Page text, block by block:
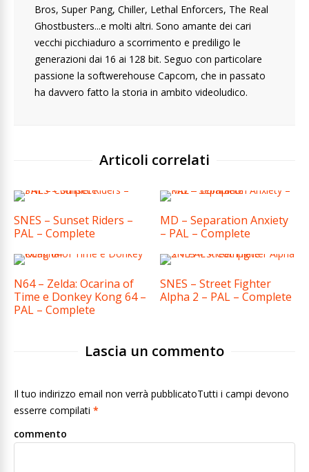
Bros, Super Pang, Chiller, Lethal Enforcers, The Real
Ghostbusters...e molti altri. Sono amante dei cari
vecchi picchiaduro a scorrimento e prediligo le
generazioni dai 16 ai 128 bit. Seguo con particolare
passione la softwerehouse Capcom, che in passato
ha davvero fatto la storia in ambito videoludico.
Articoli correlati
SNES – Sunset Riders –
PAL – Complete
MD – Separation Anxiety
– PAL – Complete
N64 – Zelda: Ocarina of
Time e Donkey Kong 64 –
PAL – Complete
SNES – Street Fighter
Alpha 2 – PAL – Complete
Lascia un commento
Il tuo indirizzo email non verrà pubblicatoTutti i campi devono
esserre compilati *
commento